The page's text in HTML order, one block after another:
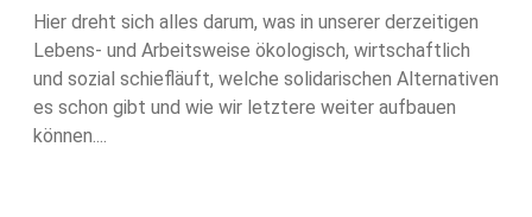
Hier dreht sich alles darum, was in unserer derzeitigen
Lebens- und Arbeitsweise ökologisch, wirtschaftlich
und sozial schiefläuft, welche solidarischen Alternativen
es schon gibt und wie wir letztere weiter aufbauen
können....